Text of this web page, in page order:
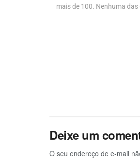
mais de 100. Nenhuma
Deixe um
O seu endereço de e-mail